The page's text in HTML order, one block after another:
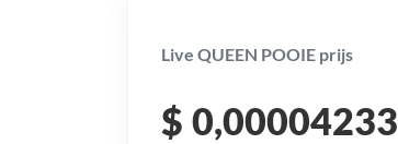
Live QUEEN POOIE prijs
$ 0,00004233